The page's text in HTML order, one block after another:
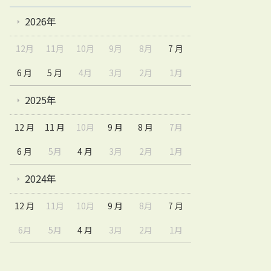
2026年
12月 11月 10月 9月 8月 7 月
6 月 5 月 4月 3月 2月 1月
2025年
12 月 11 月 10月 9 月 8 月 7月
6 月 5月 4 月 3月 2月 1月
2024年
12 月 11月 10月 9 月 8月 7 月
6月 5月 4 月 3月 2月 1月